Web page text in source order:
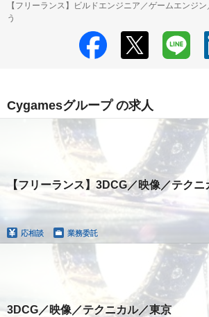
【フリーランス】ビルドエンジニア／ゲームエンジ
う
Cygamesグループ の求人
【フリーランス】3DCG／映像／テクニ
応相談 業務委託
3DCG／映像／テクニカル／東京